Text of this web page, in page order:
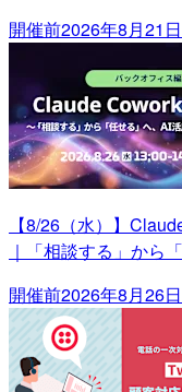
開催前2026年8月21
【8/26（水）】
｜「相談する」から
開催前2026年8月26